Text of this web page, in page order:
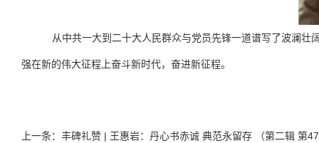
从中共一大到二十大人民群众与党员先锋一道谱写了波澜
强在新的伟大征程上奋斗新时代，奋进新征程。
上一条： 丰碑礼赞 | 王惠岩：丹心书赤诚 典范永留存 （第二辑 第